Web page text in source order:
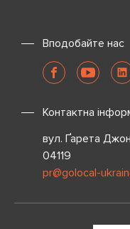
Вподобайте нас
Контактна
вул. Ґарета
04119
pr@golocal-